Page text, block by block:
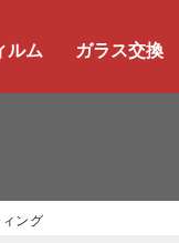
ルム ガラス交換
ング